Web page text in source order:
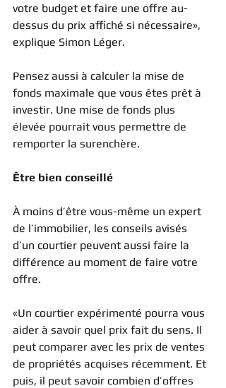
votre budget et faire une offre au-
dessus du prix affiché si nécessaire»,
explique Simon Léger.
Pensez aussi à calculer la mise de
fonds maximale que vous êtes prêt à
investir. Une mise de fonds plus
élevée pourrait vous permettre de
remporter la surenchère.
Être bien conseillé
À moins d’être vous-même un expert
de l’immobilier, les conseils avisés
d’un courtier peuvent aussi faire la
différence au moment de faire votre
offre.
«Un courtier expérimenté pourra vous
aider à savoir quel prix fait du sens. Il
peut comparer avec les prix de ventes
de propriétés acquises récemment. Et
puis, il peut savoir combien d’offres